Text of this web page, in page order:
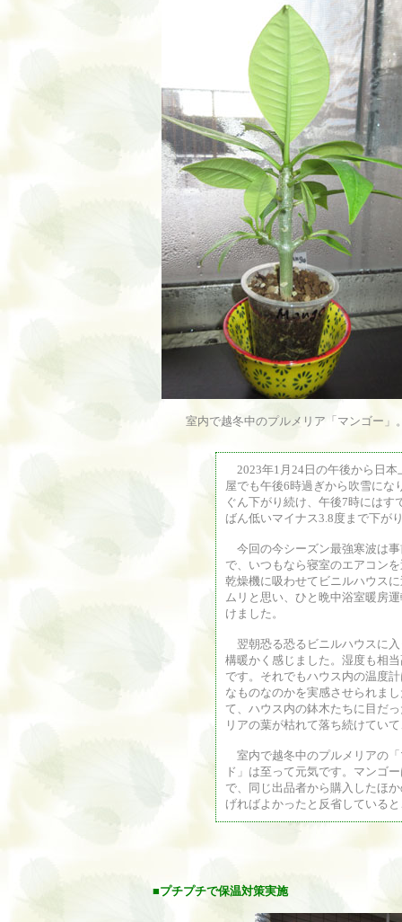
室内で越冬中のプルメリア「マンゴー」
2023年1月24日の午後から日本
屋でも午後6時過ぎから吹雪にな
ぐん下がり続け、午後7時には
ばん低いマイナス3.8度まで下が
今回の今シーズン最強寒波は
で、いつもなら寝室のエアコン
乾燥機に吸わせてビニルハウス
ムリと思い、ひと晩中浴室暖房
けました。
翌朝恐る恐るビニルハウスに
構暖かく感じました。湿度も相
です。それでもハウス内の温度
なものなのかを実感させられま
て、ハウス内の鉢木たちに目だ
リアの葉が枯れて落ち続けてい
室内で越冬中のプルメリアの
ド」は至って元気です。マンゴ
で、同じ出品者から購入したほ
げればよかったと反省している
■プチプチで保温対策実施